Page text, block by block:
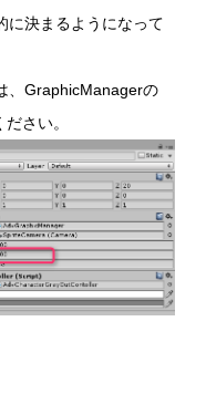
に決まるようになって
、GraphicManagerの
さい。